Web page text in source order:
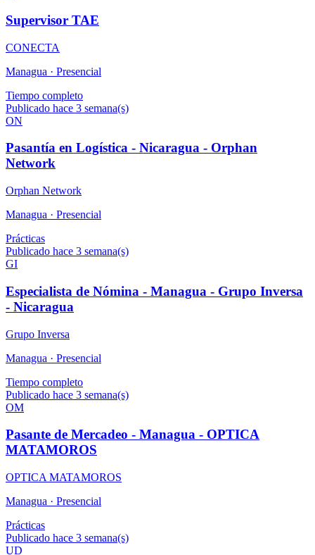
Supervisor TAE
CONECTA
Managua · Presencial
Tiempo completo
Publicado hace 3 semana(s)
ON
Pasantía en Logística - Nicaragua - Orphan
Network
Orphan Network
Managua · Presencial
Prácticas
Publicado hace 3 semana(s)
GI
Especialista de Nómina - Managua - Grupo Inversa
- Nicaragua
Grupo Inversa
Managua · Presencial
Tiempo completo
Publicado hace 3 semana(s)
OM
Pasante de Mercadeo - Managua - OPTICA
MATAMOROS
OPTICA MATAMOROS
Managua · Presencial
Prácticas
Publicado hace 3 semana(s)
UD